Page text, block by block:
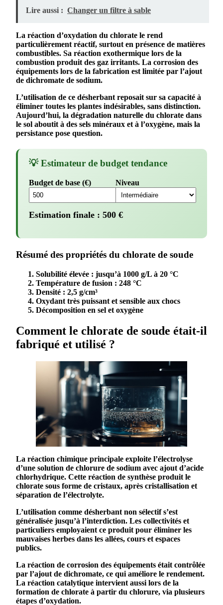
Lire aussi : Changer un filtre à sable
La réaction d’oxydation du chlorate le rend
particulièrement réactif, surtout en présence de matières
combustibles. Sa réaction exothermique lors de la
combustion produit des gaz irritants. La corrosion des
équipements lors de la fabrication est limitée par l’ajout
de dichromate de sodium.
L’utilisation de ce désherbant reposait sur sa capacité à
éliminer toutes les plantes indésirables, sans distinction.
Aujourd’hui, la dégradation naturelle du chlorate dans
le sol aboutit à des sels minéraux et à l’oxygène, mais la
persistance pose question.
💡 Estimateur de budget tendance
Budget de base (€) Niveau
Estimation finale : 500 €
Résumé des propriétés du chlorate de soude
Solubilité élevée : jusqu’à 1000 g/L à 20 °C
Température de fusion : 248 °C
Densité : 2,5 g/cm³
Oxydant très puissant et sensible aux chocs
Décomposition en sel et oxygène
Comment le chlorate de soude était-il
fabriqué et utilisé ?
La réaction chimique principale exploite l’électrolyse
d’une solution de chlorure de sodium avec ajout d’acide
chlorhydrique. Cette réaction de synthèse produit le
chlorate sous forme de cristaux, après cristallisation et
séparation de l’électrolyte.
L’utilisation comme désherbant non sélectif s’est
généralisée jusqu’à l’interdiction. Les collectivités et
particuliers employaient ce produit pour éliminer les
mauvaises herbes dans les allées, cours et espaces
publics.
La réaction de corrosion des équipements était contrôlée
par l’ajout de dichromate, ce qui améliore le rendement.
La réaction catalytique intervient aussi lors de la
formation de chlorate à partir du chlorure, via plusieurs
étapes d’oxydation.